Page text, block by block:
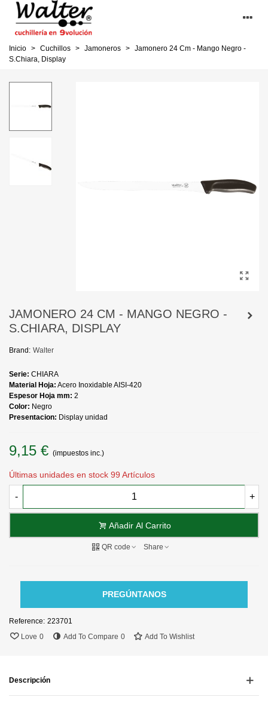
Inicio > Cuchillos > Jamoneros > Jamonero 24 Cm - Mango Negro -
S.Chiara, Display
JAMONERO 24 CM - MANGO NEGRO -
S.CHIARA, DISPLAY
Brand: Walter
Serie: CHIARA
Material Hoja: Acero Inoxidable AISI-420
Espesor Hoja mm: 2
Color: Negro
Presentacion: Display unidad
9,15 € (impuestos inc.)
Últimas unidades en stock 99 Artículos
- +
Añadir Al Carrito
QR code Share
PREGÚNTANOS
Reference: 223701
Love 0 Add To Compare 0 Add To Wishlist
Descripción